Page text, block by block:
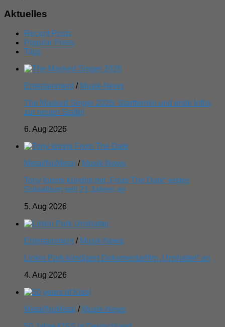
Aktuelles
Recent Posts
Popular Posts
Tags
Entertainment / Musik-News
The Masked Singer 2026: Starttermin und erste Infos
zur neuen Staffel
6. Aug 2026
Metal/NuMetal / Musik-News
Tony Iommi kündigt mit „From The Dark“ erstes
Soloalbum seit 21 Jahren an
5. Aug 2026
Entertainment / Musik-News
Linkin Park kündigen Dokumentarfilm „Unshatter“ an
4. Aug 2026
Metal/NuMetal / Musik-News